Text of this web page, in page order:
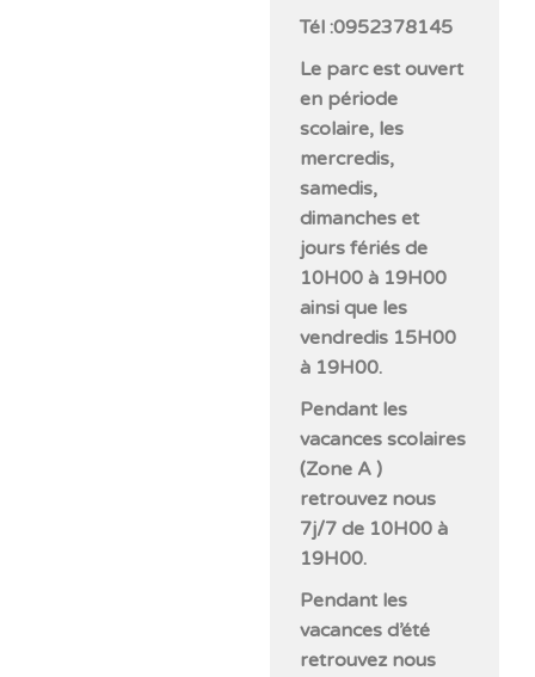
Tél :0952378145
Le parc est ouvert
en période
scolaire, les
mercredis,
samedis,
dimanches et
jours fériés de
10H00 à 19H00
ainsi que les
vendredis 15H00
à 19H00.
Pendant les
vacances scolaires
(Zone A )
retrouvez nous
7j/7 de 10H00 à
19H00.
Pendant les
vacances d’été
retrouvez nous